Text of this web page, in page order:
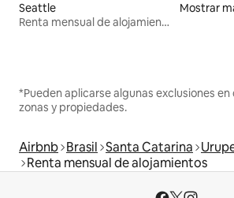
Seattle
Renta mensual de alojamientos
Mostrar
*Pueden aplicarse algunas exclusiones
zonas y propiedades.
Airbnb Brasil Santa Catarina
Renta mensual de alojamientos